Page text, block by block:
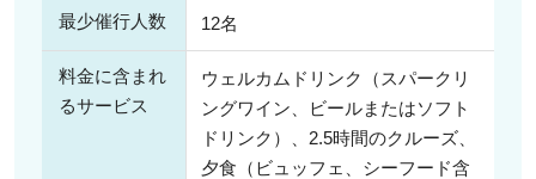
最少催行人数 12名
料金に含まれ
るサービス
ウェルカムドリンク（スパークリ
ングワイン、ビールまたはソフト
ドリンク）、2.5時間のクルーズ、
夕食（ビュッフェ、シーフード含